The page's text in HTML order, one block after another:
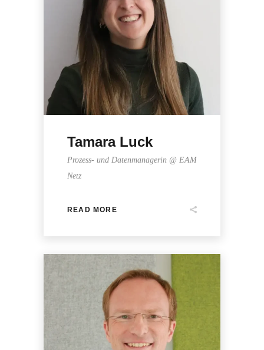
Tamara Luck
Prozess- und Datenmanagerin @ EAM
Netz
READ MORE